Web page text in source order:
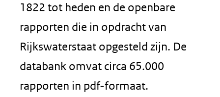
1822 tot heden en de openbare
rapporten die in opdracht van
Rijkswaterstaat opgesteld zijn. De
databank omvat circa 65.000
rapporten in pdf-formaat.